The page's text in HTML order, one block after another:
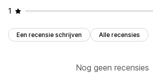
1
Een recensie schrijven Alle recensies
Nog geen recensies